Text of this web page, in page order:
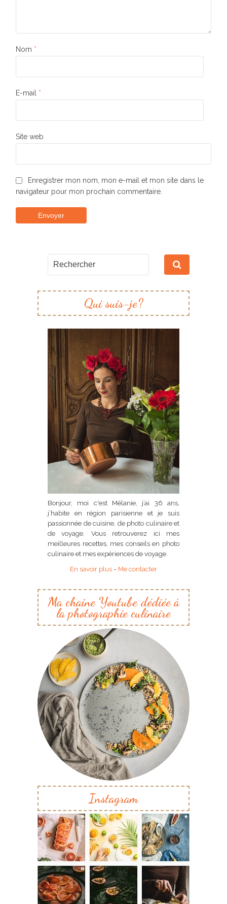
Nom *
E-mail *
Site web
Enregistrer mon nom, mon e-mail et mon site dans le
navigateur pour mon prochain commentaire.
Qui suis-je?
Bonjour, moi c'est Mélanie, j’ai 36 ans,
j’habite en région parisienne et je suis
passionnée de cuisine, de photo culinaire et
de voyage. Vous retrouverez ici mes
meilleures recettes, mes conseils en photo
culinaire et mes expériences de voyage.
En savoir plus - Me contacter
Ma chaine Youtube dédiée à
la photographie culinaire
Instagram